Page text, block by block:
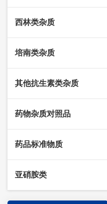
头孢唑林杂质
头孢他啶杂质
头孢米诺杂质
头孢吡肟杂质
西林类杂质
苯唑西林杂质
替卡西林杂质
阿洛西林杂质
美洛西林杂质
培南类杂质
多立培南杂质
厄他培南杂质
多尼培南杂质
其他抗生素类杂质
利福平杂质
苄丝肼杂质
药物杂质对照品
杂质对照品
药品标准物质
亚硝胺类